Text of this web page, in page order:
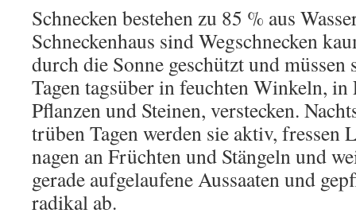
Schnecken bestehen zu 85 % aus
Schneckenhaus sind Wegschnecken
durch die Sonne geschützt und müssen
Tagen tagsüber in feuchten Winkeln,
Pflanzen und Steinen, verstecken.
trüben Tagen werden sie aktiv, fressen
nagen an Früchten und Stängeln und
gerade aufgelaufene Aussaaten und
radikal ab.